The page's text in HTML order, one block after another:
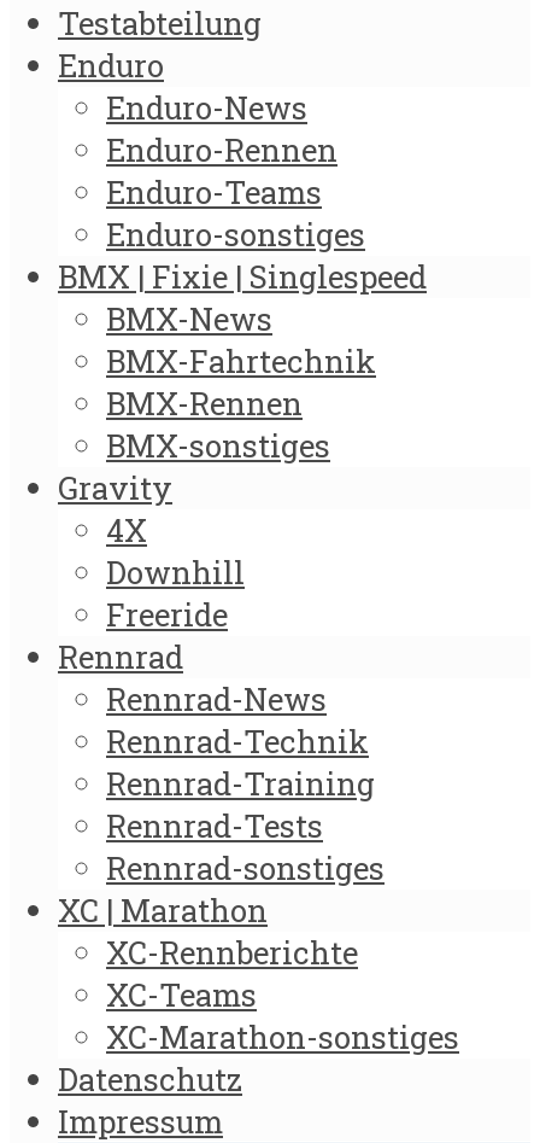
Testabteilung
Enduro
Enduro-News
Enduro-Rennen
Enduro-Teams
Enduro-sonstiges
BMX | Fixie | Singlespeed
BMX-News
BMX-Fahrtechnik
BMX-Rennen
BMX-sonstiges
Gravity
4X
Downhill
Freeride
Rennrad
Rennrad-News
Rennrad-Technik
Rennrad-Training
Rennrad-Tests
Rennrad-sonstiges
XC | Marathon
XC-Rennberichte
XC-Teams
XC-Marathon-sonstiges
Datenschutz
Impressum